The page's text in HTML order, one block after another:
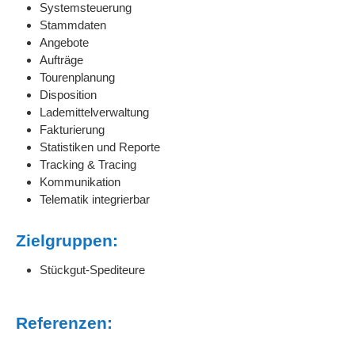
Systemsteuerung
Stammdaten
Angebote
Aufträge
Tourenplanung
Disposition
Lademittelverwaltung
Fakturierung
Statistiken und Reporte
Tracking & Tracing
Kommunikation
Telematik integrierbar
Zielgruppen:
Stückgut-Spediteure
Referenzen: